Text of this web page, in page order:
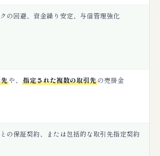
の回避、資金繰り安定、与信管理強化
や、 指定された複数の取引先の売掛金
の保証契約、または包括的な取引先指定契約